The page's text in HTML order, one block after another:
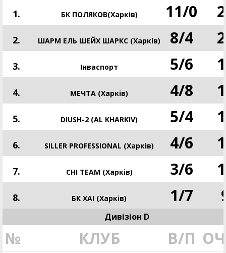
1. БК ПОЛЯКОВ(Харків) 11/0
2. ШАРМ ЕЛЬ ШЕЙХ ШАРКС (Харків) 8/4
3. Інваспорт 5/6
4. МЕЧТА (Харків) 4/8
5. DIUSH-2 (AL KHARKIV) 5/4
6. SILLER PROFESSIONAL (Харків) 4/6
7. CHI TEAM (Харків) 3/6
8. БК ХАІ (Харків) 1/7
Дивізіон D
№ КЛУБ В/П